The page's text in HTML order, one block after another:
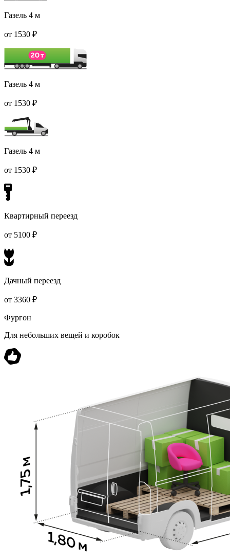
Газель 4 м
от 1530 ₽
Газель 4 м
от 1530 ₽
Газель 4 м
от 1530 ₽
Квартирный переезд
от 5100 ₽
Дачный переезд
от 3360 ₽
Фургон
Для небольших вещей и коробок